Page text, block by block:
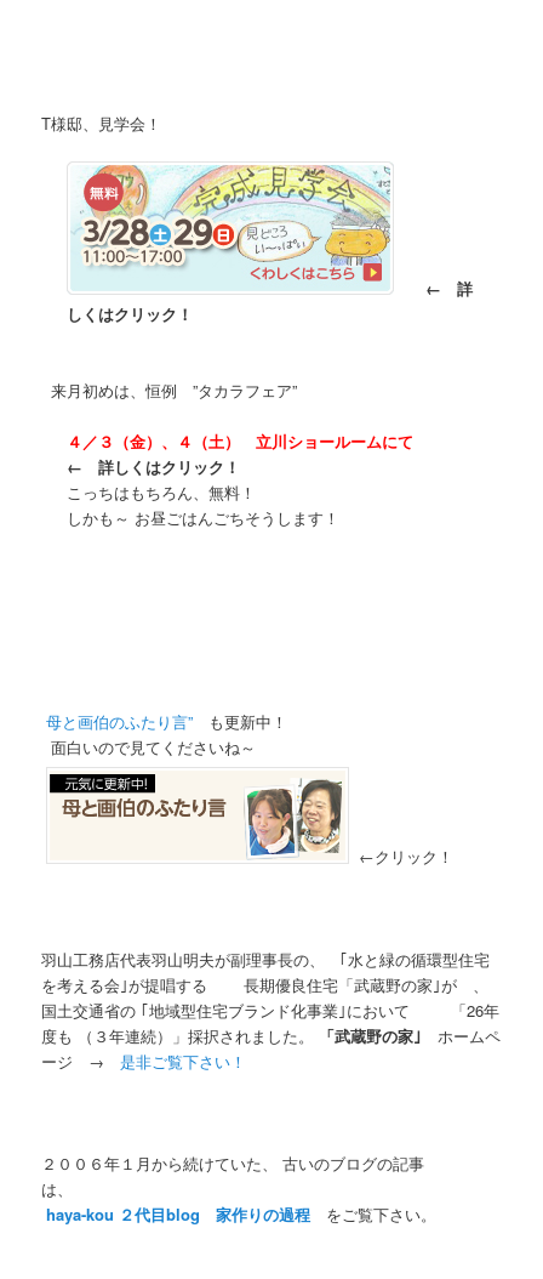
T様邸、見学会！
← 詳
しくはクリック！
来月初めは、恒例 ”タカラフェア”
４／３（金）、４（土） 立川ショールームにて
← 詳しくはクリック！
こっちはもちろん、無料！
しかも～ お昼ごはんごちそうします！
母と画伯のふたり言” も更新中！
面白いので見てくださいね～
←クリック！
羽山工務店代表羽山明夫が副理事長の、 ｢水と緑の循環型住宅
を考える会｣が提唱する 長期優良住宅「武蔵野の家｣が 、
国土交通省の ｢地域型住宅ブランド化事業｣において 「26年
度も （３年連続）」採択されました。
「武蔵野の家｣ ホームペ
ージ → 是非ご覧下さい！
２００６年１月から続けていた、 古いのブログの記事
は、
haya-kou ２代目blog 家作りの過程 をご覧下さい。